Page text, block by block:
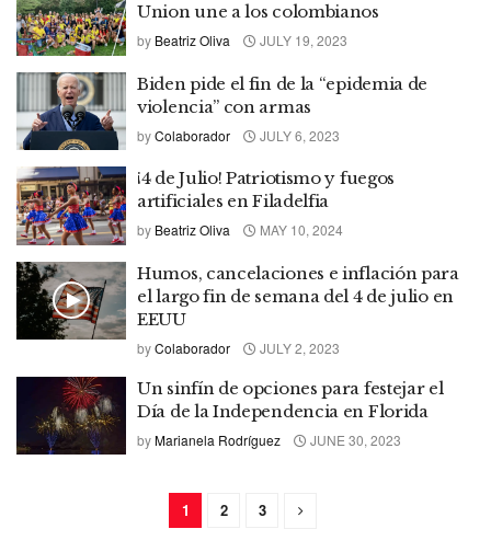
Union une a los colombianos
by Beatriz Oliva JULY 19, 2023
Biden pide el fin de la “epidemia de
violencia” con armas
byColaborador JULY 6, 2023
¡4 de Julio! Patriotismo y fuegos
artificiales en Filadelfia
by Beatriz Oliva MAY 10, 2024
Humos, cancelaciones e inflación para
el largo fin de semana del 4 de julio en
EEUU
byColaborador JULY 2, 2023
Un sinfín de opciones para festejar el
Día de la Independencia en Florida
byMarianela Rodríguez JUNE 30, 2023
1 2 3